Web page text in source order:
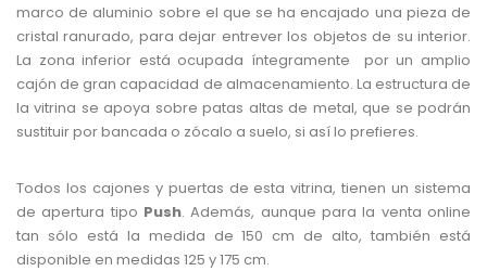
marco de aluminio sobre el que se ha encajado una pieza de
cristal ranurado, para dejar entrever los objetos de su interior.
La zona inferior está ocupada íntegramente por un amplio
cajón de gran capacidad de almacenamiento. La estructura de
la vitrina se apoya sobre patas altas de metal, que se podrán
sustituir por bancada o zócalo a suelo, si así lo prefieres.
Todos los cajones y puertas de esta vitrina, tienen un sistema
de apertura tipo Push. Además, aunque para la venta online
tan sólo está la medida de 150 cm de alto, también está
disponible en medidas 125 y 175 cm.